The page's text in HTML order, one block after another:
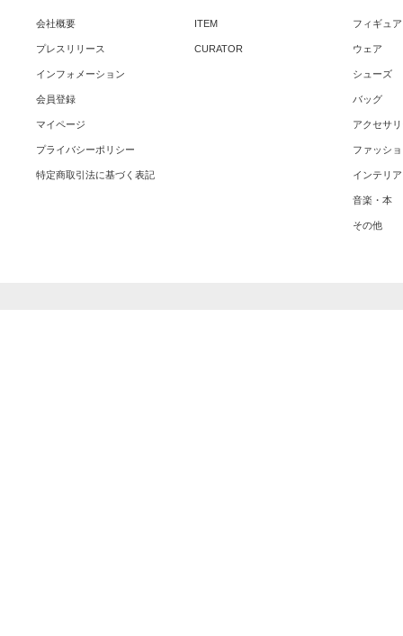
会社概要
プレスリリース
インフォメーション
会員登録
マイページ
プライバシーポリシー
特定商取引法に基づく表記
ITEM
CURATOR
フィギュ
ウェア
シューズ
バッグ
アクセサ
ファッシ
インテリア
音楽・本
その他